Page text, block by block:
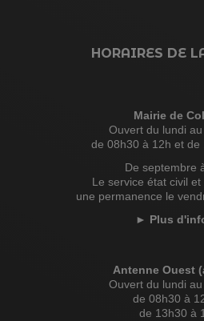
HORAIRES DE
Mairie de
Ouvert du lundi
de 08h30 à 12h et de
De septembre
Le service état civil
une permanence le
► Plus
Antenne Ouest
Ouvert du lundi
de 08h30 à
de 13h30 à